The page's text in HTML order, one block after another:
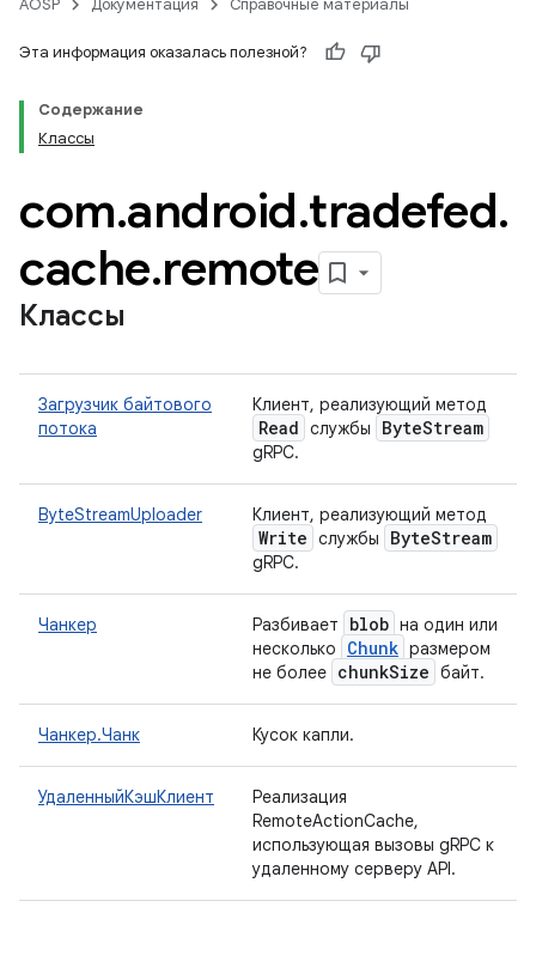
AOSP Документация Справочные материалы
Эта информация оказалась полезной?
Содержание
Классы
com.android.tradefed.
cache.remote
Классы
Загрузчик байтового
потока
Клиент, реализующий метод
Read службы ByteStream
gRPC.
ByteStreamUploader Клиент, реализующий метод
Write службы ByteStream
gRPC.
Чанкер Разбивает blob на один или
несколько
Chunk размером
не более chunkSize байт.
Чанкер.Чанк Кусок капли.
УдаленныйКэшКлиент
Реализация
RemoteActionCache,
использующая вызовы gRPC к
удаленному серверу API.